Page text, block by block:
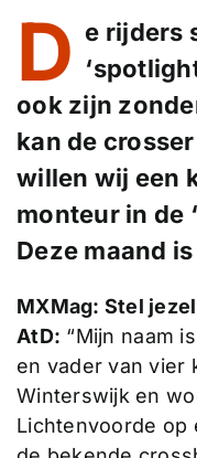
D e rijders
ook zijn
kan de
willen wij een
monteur in de
Deze maand
MXMag: Stel
AtD: “Mijn naam
en vader van vier
Winterswijk en
Lichtenvoorde op